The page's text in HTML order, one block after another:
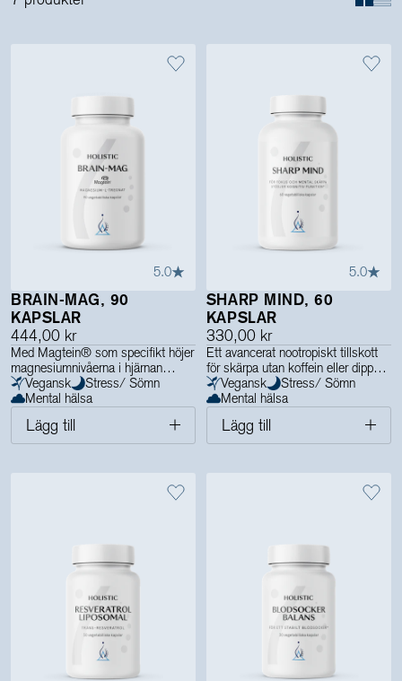
Utbildning
För återförsäljare
5.0
BRAIN-MAG, 90
KAPSLAR
444,00 kr
Med Magtein® som specifikt höjer
magnesiumnivåerna i hjärnan
Vegansk
Stress/ Sömn
Mental hälsa
Lägg till
5.0
SHARP MIND, 60
KAPSLAR
330,00 kr
Ett avancerat nootropiskt tillskott
för skärpa utan koffein eller dippar
Vegansk
Stress/ Sömn
Mental hälsa
Lägg till